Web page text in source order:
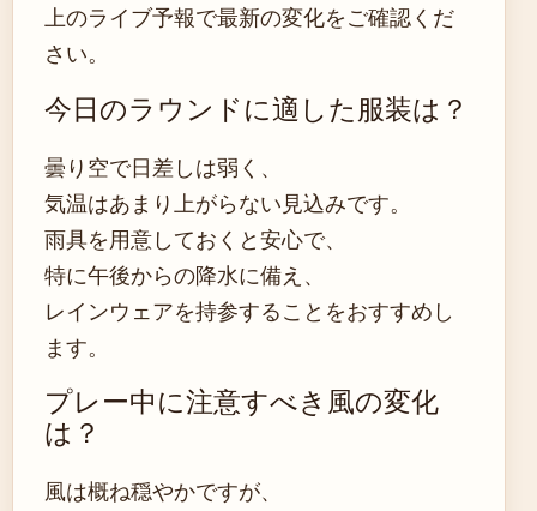
上のライブ予報で最新の変化をご確認くだ
さい。
今日のラウンドに適した服装は？
曇り空で日差しは弱く、
気温はあまり上がらない見込みです。
雨具を用意しておくと安心で、
特に午後からの降水に備え、
レインウェアを持参することをおすすめし
ます。
プレー中に注意すべき風の変化
は？
風は概ね穏やかですが、